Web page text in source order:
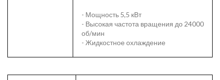
- Мощность 5,5 кВт
- Высокая частота вращения до 24000
об/мин
- Жидкостное охлаждение